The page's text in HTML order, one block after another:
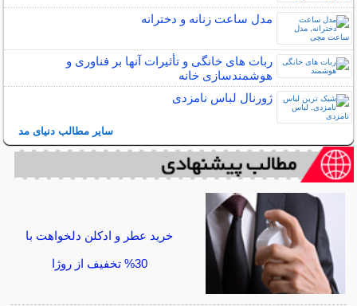
مدل ساعت زنانه و دخترانه
ربات ‌های خانگی و تأثیرات آنها بر فناوری و
هوشمندسازی خانه
ژورنال لباس نامزدی
سایر مطالب دنیای مد
خرید عطر و ادکلن دلخواهت با
30% تخفیف از روژا